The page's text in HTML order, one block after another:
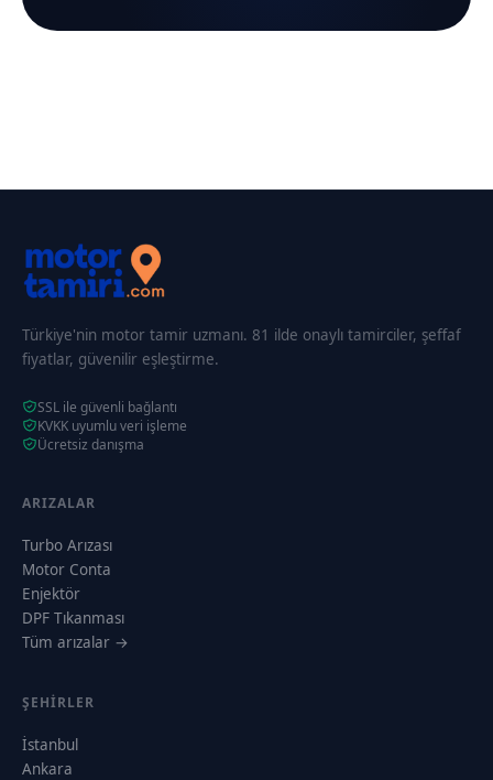
Türkiye'nin motor tamir uzmanı. 81 ilde onaylı tamirciler, şeffaf
fiyatlar, güvenilir eşleştirme.
SSL ile güvenli bağlantı
KVKK uyumlu veri işleme
Ücretsiz danışma
ARIZALAR
Turbo Arızası
Motor Conta
Enjektör
DPF Tıkanması
Tüm arızalar →
ŞEHIRLER
İstanbul
Ankara